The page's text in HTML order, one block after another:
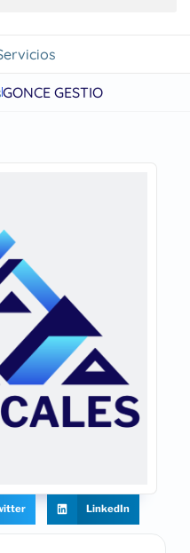
GONCE GESTIO
LinkedIn